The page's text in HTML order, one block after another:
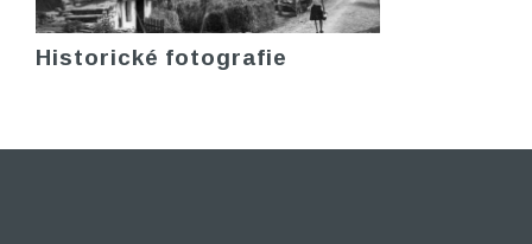
Historické fotografie